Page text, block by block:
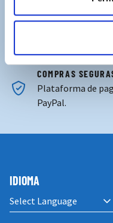
Por compras
COMPRAS
Plataforma de
PayPal.
IDIOMA